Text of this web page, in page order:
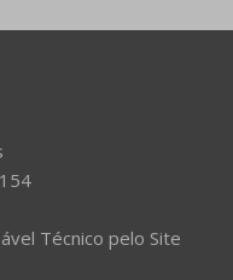
Técnico pelo Site